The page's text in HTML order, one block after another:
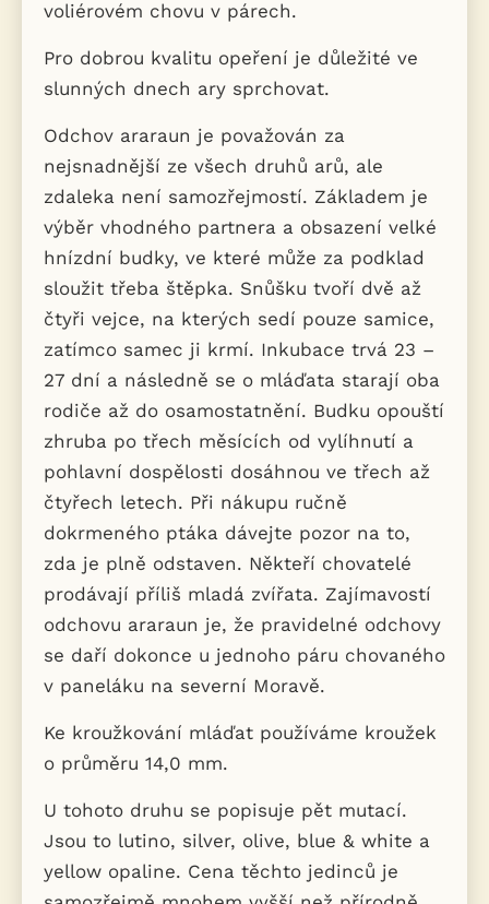
voliérovém chovu v párech.
Pro dobrou kvalitu opeření je důležité ve
slunných dnech ary sprchovat.
Odchov araraun je považován za
nejsnadnější ze všech druhů arů, ale
zdaleka není samozřejmostí. Základem je
výběr vhodného partnera a obsazení velké
hnízdní budky, ve které může za podklad
sloužit třeba štěpka. Snůšku tvoří dvě až
čtyři vejce, na kterých sedí pouze samice,
zatímco samec ji krmí. Inkubace trvá 23 –
27 dní a následně se o mláďata starají oba
rodiče až do osamostatnění. Budku opouští
zhruba po třech měsících od vylíhnutí a
pohlavní dospělosti dosáhnou ve třech až
čtyřech letech. Při nákupu ručně
dokrmeného ptáka dávejte pozor na to,
zda je plně odstaven. Někteří chovatelé
prodávají příliš mladá zvířata. Zajímavostí
odchovu araraun je, že pravidelné odchovy
se daří dokonce u jednoho páru chovaného
v paneláku na severní Moravě.
Ke kroužkování mláďat používáme kroužek
o průměru 14,0 mm.
U tohoto druhu se popisuje pět mutací.
Jsou to lutino, silver, olive, blue & white a
yellow opaline. Cena těchto jedinců je